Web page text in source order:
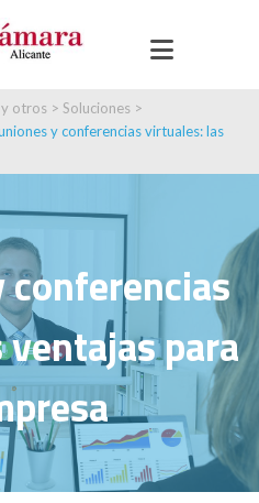
y otros > Soluciones >
y conferencias virtuales: las
para